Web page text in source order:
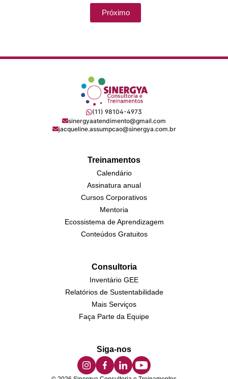
Próximo
(11) 98104-4973
sinergyaatendimento@gmail.com
jacqueline.assumpcao@sinergya.com.br
Treinamentos
Calendário
Assinatura anual
Cursos Corporativos
Mentoria
Ecossistema de Aprendizagem
Conteúdos Gratuitos
Consultoria
Inventário GEE
Relatórios de Sustentabilidade
Mais Serviços
Faça Parte da Equipe
Siga-nos